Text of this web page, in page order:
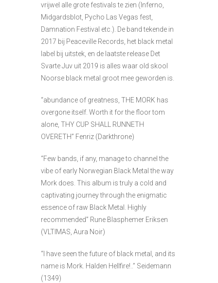
vrijwel alle grote festivals te zien (Inferno,
Midgardsblot, Pycho Las Vegas fest,
Damnation Festival etc.). De band tekende in
2017 bij Peaceville Records, het black metal
label bij uitstek, en de laatste release Det
Svarte Juv uit 2019 is alles waar old skool
Noorse black metal groot mee geworden is.
“abundance of greatness, THE MORK has
overgone itself. Worth it for the floor tom
alone, THY CUP SHALL RUNNETH
OVERETH” Fenriz (Darkthrone)
“Few bands, if any, manage to channel the
vibe of early Norwegian Black Metal the way
Mork does. This album is truly a cold and
captivating journey through the enigmatic
essence of raw Black Metal. Highly
recommended” Rune Blasphemer Eriksen
(VLTIMAS, Aura Noir)
“I have seen the future of black metal, and its
name is Mork. Halden Hellfire!..” Seidemann
(1349)